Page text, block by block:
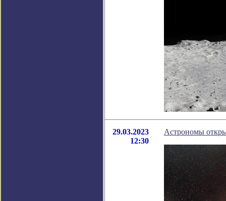
29.03.2023
12:30
Астрономы